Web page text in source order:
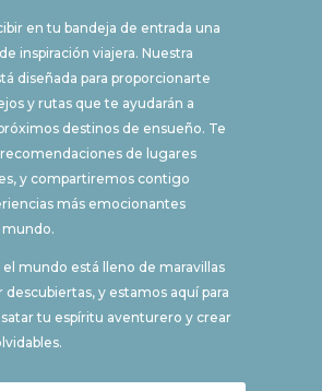
en tu bandeja de entrada una
inspiración viajera. Nuestra
diseñada para proporcionarte
y rutas que te ayudarán a
destinos de ensueño. Te
de lugares
y compartiremos contigo
más emocionantes
el mundo está lleno de maravillas
descubiertas, y estamos aquí para
tu espíritu aventurero y crear